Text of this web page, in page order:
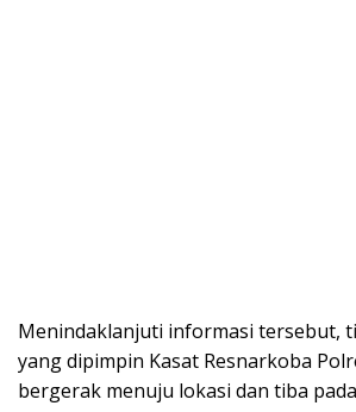
Menindaklanjuti informasi tersebut,
yang dipimpin Kasat Resnarkoba
bergerak menuju lokasi dan tiba